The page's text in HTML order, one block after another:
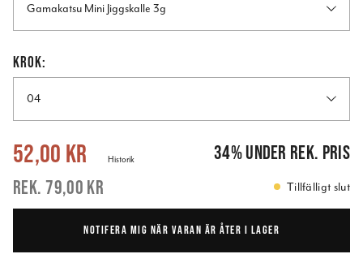
Gamakatsu Mini Jiggskalle 3g
KROK:
04
Nuvarande pris: 79,00 kr
52,00 kr
79,00 kr
Historik 34%under rek. pris
Tillfälligt slut
NOTIFERA MIG NÄR VARAN ÄR ÅTER I LAGER